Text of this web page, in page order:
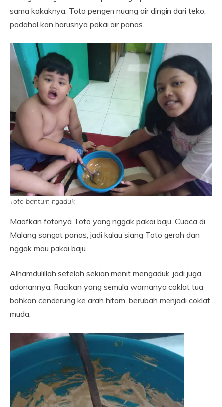
sama kakaknya. Toto pengen nuang air dingin dari teko,
padahal kan harusnya pakai air panas.
Toto bantuin ngaduk
Maafkan fotonya Toto yang nggak pakai baju. Cuaca di
Malang sangat panas, jadi kalau siang Toto gerah dan
nggak mau pakai baju
Alhamdulillah setelah sekian menit mengaduk, jadi juga
adonannya. Racikan yang semula warnanya coklat tua
bahkan cenderung ke arah hitam, berubah menjadi coklat
muda.